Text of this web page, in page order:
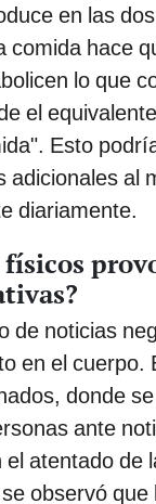
en las
comida hace
lo que
el
Esto
adicionales al
diariamente.
físicos
de noticias
en el cuerpo.
donde
ante
el atentado de
observó que